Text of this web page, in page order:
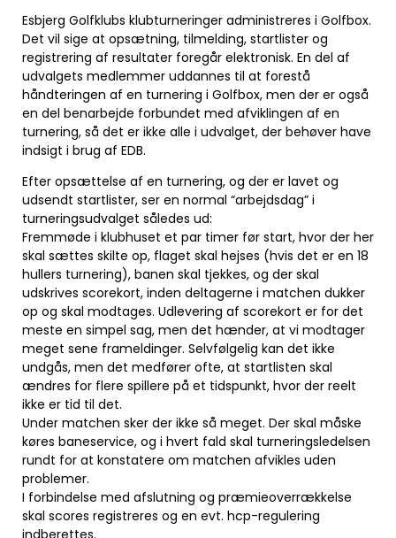
Esbjerg Golfklubs klubturneringer administreres i Golfbox.
Det vil sige at opsætning, tilmelding, startlister og
registrering af resultater foregår elektronisk. En del af
udvalgets medlemmer uddannes til at forestå
håndteringen af en turnering i Golfbox, men der er også
en del benarbejde forbundet med afviklingen af en
turnering, så det er ikke alle i udvalget, der behøver have
indsigt i brug af EDB.
Efter opsættelse af en turnering, og der er lavet og
udsendt startlister, ser en normal “arbejdsdag” i
turneringsudvalget således ud:
Fremmøde i klubhuset et par timer før start, hvor der her
skal sættes skilte op, flaget skal hejses (hvis det er en 18
hullers turnering), banen skal tjekkes, og der skal
udskrives scorekort, inden deltagerne i matchen dukker
op og skal modtages. Udlevering af scorekort er for det
meste en simpel sag, men det hænder, at vi modtager
meget sene frameldinger. Selvfølgelig kan det ikke
undgås, men det medfører ofte, at startlisten skal
ændres for flere spillere på et tidspunkt, hvor der reelt
ikke er tid til det.
Under matchen sker der ikke så meget. Der skal måske
køres baneservice, og i hvert fald skal turneringsledelsen
rundt for at konstatere om matchen afvikles uden
problemer.
I forbindelse med afslutning og præmieoverrækkelse
skal scores registreres og en evt. hcp-regulering